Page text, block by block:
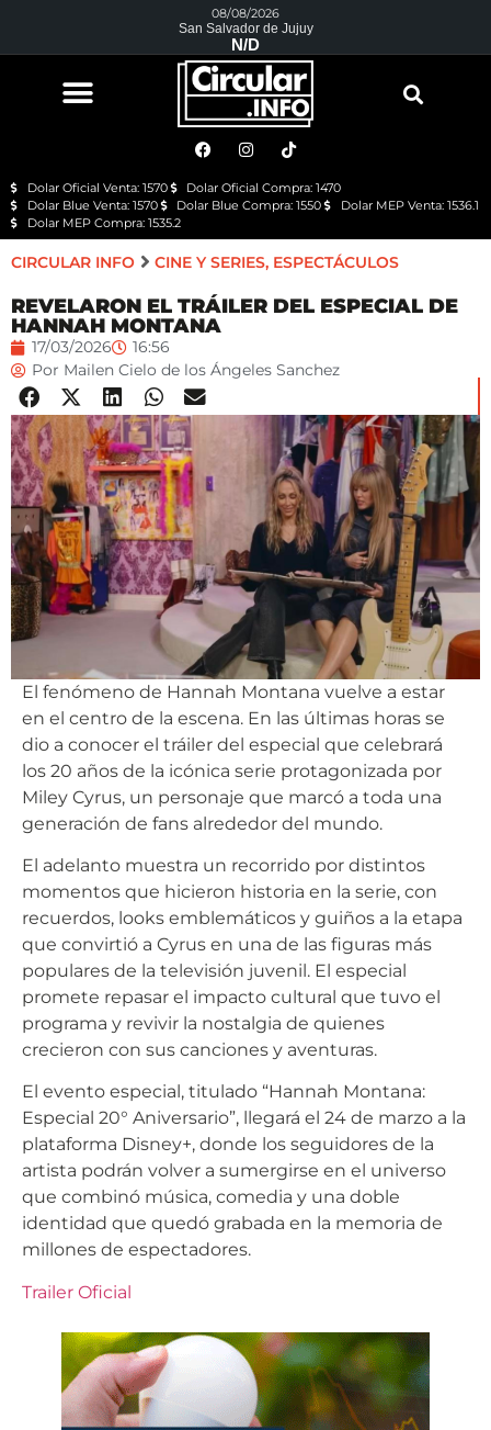
08/08/2026
San Salvador de Jujuy
N/D
Dolar Oficial Venta: 1570
Dolar Oficial Compra: 1470
Dolar Blue Venta: 1570
Dolar Blue Compra: 1550
Dolar MEP Venta: 1536.1
Dolar MEP Compra: 1535.2
CIRCULAR INFO CINE Y SERIES, ESPECTÁCULOS
REVELARON EL TRÁILER DEL ESPECIAL DE
HANNAH MONTANA
17/03/2026
16:56
Por Mailen Cielo de los Ángeles Sanchez
El fenómeno de Hannah Montana vuelve a estar
en el centro de la escena. En las últimas horas se
dio a conocer el tráiler del especial que celebrará
los 20 años de la icónica serie protagonizada por
Miley Cyrus, un personaje que marcó a toda una
generación de fans alrededor del mundo.
El adelanto muestra un recorrido por distintos
momentos que hicieron historia en la serie, con
recuerdos, looks emblemáticos y guiños a la etapa
que convirtió a Cyrus en una de las figuras más
populares de la televisión juvenil. El especial
promete repasar el impacto cultural que tuvo el
programa y revivir la nostalgia de quienes
crecieron con sus canciones y aventuras.
El evento especial, titulado “Hannah Montana:
Especial 20° Aniversario”, llegará el 24 de marzo a la
plataforma Disney+, donde los seguidores de la
artista podrán volver a sumergirse en el universo
que combinó música, comedia y una doble
identidad que quedó grabada en la memoria de
millones de espectadores.
Trailer Oficial